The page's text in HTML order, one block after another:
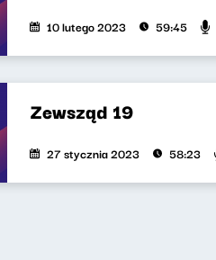
10 lutego 2023 59:45
Zewsząd 19
27 stycznia 2023 58:23